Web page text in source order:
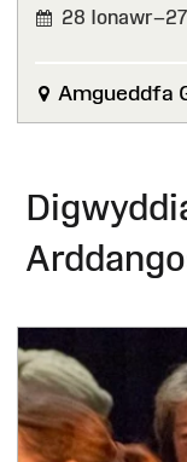
28
WEDI'I
Amgueddfa